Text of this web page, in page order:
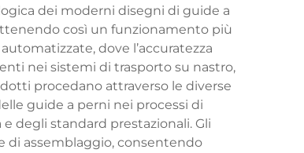
dei moderni disegni di guide a
così un funzionamento più
dove l’accuratezza
nei sistemi di trasporto su nastro,
procedano attraverso le diverse
guide a perni nei processi di
degli standard prestazionali. Gli
di assemblaggio, consentendo